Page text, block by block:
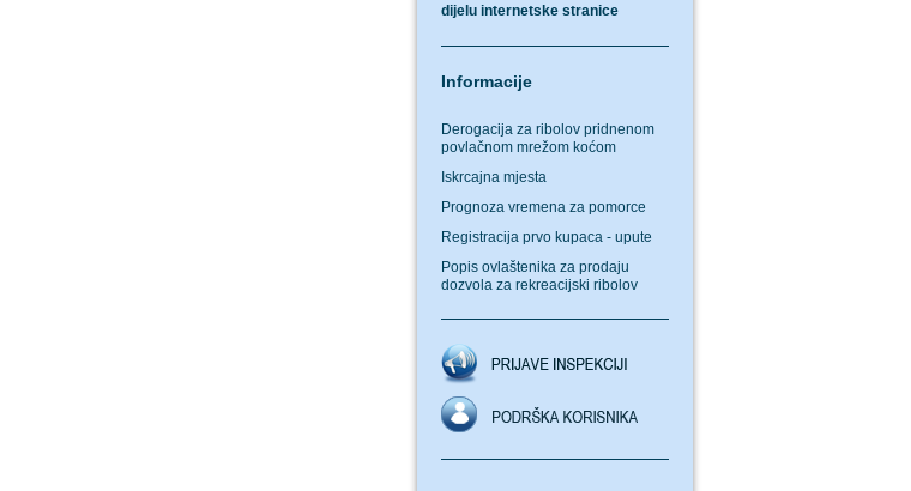
dijelu internetske stranice
Informacije
Derogacija za ribolov pridnenom
povlačnom mrežom koćom
Iskrcajna mjesta
Prognoza vremena za pomorce
Registracija prvo kupaca - upute
Popis ovlaštenika za prodaju
dozvola za rekreacijski ribolov